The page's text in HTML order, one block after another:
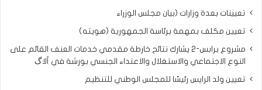
تعيينات بعدة وزارات (بيان مجلس الوزراء
تعيين مكلف بمهمة برئاسة الجمهورية (هويته)
مشروع برابس-2 يشارك نتائح خارطة مقدمي خدمات العنف القائم على
النوع الاجتماعي والاستغلال والاعتداء الجنسي بورشة في ألاگ
تعيين ولد الرايس رئيسًا للمجلس الوطني للتنظيم